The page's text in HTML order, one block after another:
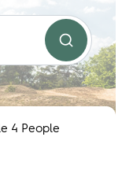
Zoeken
4 People